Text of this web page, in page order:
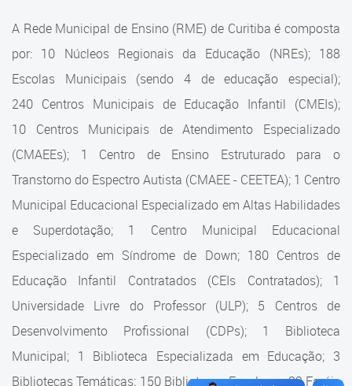
úteis
Portal da Prefeitura de Curitiba
Cadastramento Escolar
Cadastro Online
Portal ICS Instituto Curitiba de
Portal Aprendere
Portal do Servidor
Contato
Estrutura da Secretaria
Estrutura da Secretaria
Superintendência Executiva
Departamento de Logística
Departamento de Logística
Gerência de Almoxarifado
Gerência de Aquisição e
Gestão Contratual de
Serviços
A Rede Municipal de Ensino (RME) de Curitiba é composta
por: 10 Núcleos Regionais da Educação (NREs); 188
Escolas Municipais (sendo 4 de educação especial);
240 Centros Municipais de Educação Infantil (CMEIs);
10 Centros Municipais de Atendimento Especializado
(CMAEEs); 1 Centro de Ensino Estruturado para o
Transtorno do Espectro Autista (CMAEE - CEETEA); 1 Centro
Municipal Educacional Especializado em Altas Habilidades
e Superdotação; 1 Centro Municipal Educacional
Especializado em Síndrome de Down; 180 Centros de
Educação Infantil Contratados (CEIs Contratados); 1
Universidade Livre do Professor (ULP); 5 Centros de
Desenvolvimento Profissional (CDPs); 1 Biblioteca
Municipal; 1 Biblioteca Especializada em Educação; 3
Bibliotecas Temáticas; 150 Bibliotecas Escolares; 32 Faróis